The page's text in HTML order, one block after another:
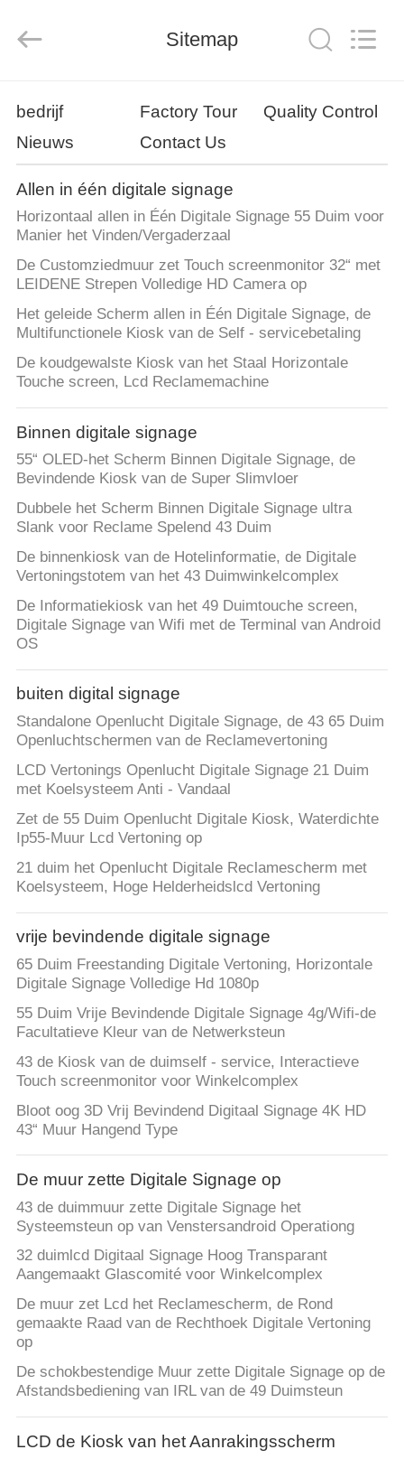
PRODUCTEN
ONGEVEER
ONS
FABRIEKSREIS
KWALITEITSCONTROLE
CONTACTEER
ONS
NIEUWS
VERZOEK
OM EEN
CITAAT
SITEMAP
PRIVACY
POLICY
Display
Technology
Sitemap
bedrijf Factory Tour
Quality Control
Nieuws
Contact Us
Allen in één digitale signage
Horizontaal allen in Één Digitale Signage 55 Duim voor
Manier het Vinden/Vergaderzaal
De Customziedmuur zet Touch screenmonitor 32“ met
LEIDENE Strepen Volledige HD Camera op
Het geleide Scherm allen in Één Digitale Signage, de
Multifunctionele Kiosk van de Self - servicebetaling
De koudgewalste Kiosk van het Staal Horizontale
Touche screen, Lcd Reclamemachine
Binnen digitale signage
55“ OLED-het Scherm Binnen Digitale Signage, de
Bevindende Kiosk van de Super Slimvloer
Dubbele het Scherm Binnen Digitale Signage ultra
Slank voor Reclame Spelend 43 Duim
De binnenkiosk van de Hotelinformatie, de Digitale
Vertoningstotem van het 43 Duimwinkelcomplex
De Informatiekiosk van het 49 Duimtouche screen,
Digitale Signage van Wifi met de Terminal van Android
OS
buiten digital signage
Standalone Openlucht Digitale Signage, de 43 65 Duim
Openluchtschermen van de Reclamevertoning
LCD Vertonings Openlucht Digitale Signage 21 Duim
met Koelsysteem Anti - Vandaal
Zet de 55 Duim Openlucht Digitale Kiosk, Waterdichte
Ip55-Muur Lcd Vertoning op
21 duim het Openlucht Digitale Reclamescherm met
Koelsysteem, Hoge Helderheidslcd Vertoning
vrije bevindende digitale signage
65 Duim Freestanding Digitale Vertoning, Horizontale
Digitale Signage Volledige Hd 1080p
55 Duim Vrije Bevindende Digitale Signage 4g/Wifi-de
Facultatieve Kleur van de Netwerksteun
43 de Kiosk van de duimself - service, Interactieve
Touch screenmonitor voor Winkelcomplex
Bloot oog 3D Vrij Bevindend Digitaal Signage 4K HD
43“ Muur Hangend Type
De muur zette Digitale Signage op
43 de duimmuur zette Digitale Signage het
Systeemsteun op van Venstersandroid Operationg
32 duimlcd Digitaal Signage Hoog Transparant
Aangemaakt Glascomité voor Winkelcomplex
De muur zet Lcd het Reclamescherm, de Rond
gemaakte Raad van de Rechthoek Digitale Vertoning
op
De schokbestendige Muur zette Digitale Signage op de
Afstandsbediening van IRL van de 49 Duimsteun
LCD de Kiosk van het Aanrakingsscherm